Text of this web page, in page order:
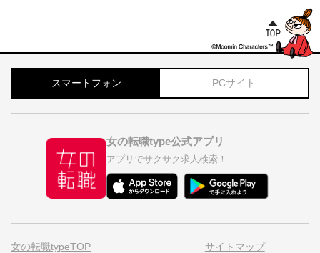
スマートフォン PCサイト
女の転職type公式アプリ
アプリでサクサク求人検索！
女の転職typeTOP
サイトマップ